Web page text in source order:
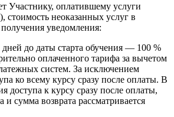
Участнику, оплатившему услуги
стоимость неоказанных услуг в
уведомления:
до даты старта обучения — 100 %
оплаченного тарифа за вычетом
систем. За исключением
ко всему курсу сразу после оплаты. В
доступа к курсу сразу после оплаты,
и сумма возврата рассматривается